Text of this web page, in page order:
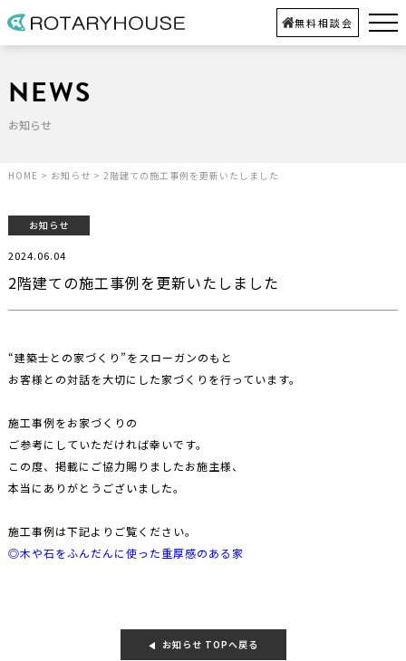
無料相談会
NEWS
お知らせ
HOME > お知らせ > 2階建ての施工事例を更新いたしました
お知らせ
2階建ての施工事例を更新いたしました
2024.06.04
“建築士との家づくり”をスローガンのもと
お客様との対話を大切にした家づくりを行っています。
施工事例をお家づくりの
ご参考にしていただければ幸いです。
この度、掲載にご協力賜りましたお施主様、
本当にありがとうございました。
施工事例は下記よりご覧ください。
◎木や石をふんだんに使った重厚感のある家
お知らせ TOPへ戻る